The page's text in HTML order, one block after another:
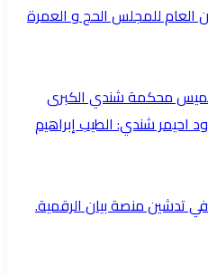
العام للمجلس الحج و العمرة
محكمة شندي الكبرى
احيمر شندي: الطيب إبراهيم
في تدشين منصة بيان الرقمية.